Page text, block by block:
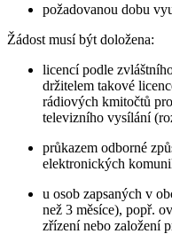
požadovanou dobu
Žádost musí být doložena:
licencí podle
držitelem takové
rádiových kmitočtů
televizního vysílání
průkazem odborné
elektronických
u osob zapsaných v
než 3 měsíce), popř.
zřízení nebo založení